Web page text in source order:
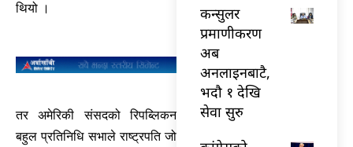
थियो ।
तर अमेरिकी संसदको रिपब्लिकन
बहुल प्रतिनिधि सभाले राष्ट्रपति जो
कन्सुलर
प्रमाणीकरण
अब
अनलाइनबाटै,
भदौ १ देखि
सेवा सुरु